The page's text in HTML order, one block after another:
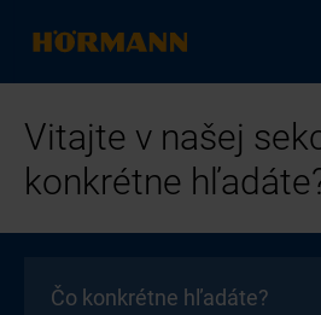
Vitajte v našej
konkrétne